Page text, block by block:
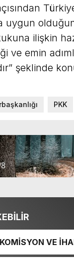
uygun
ilişkin
ve emin
şeklinde
PKK
VE
SGK